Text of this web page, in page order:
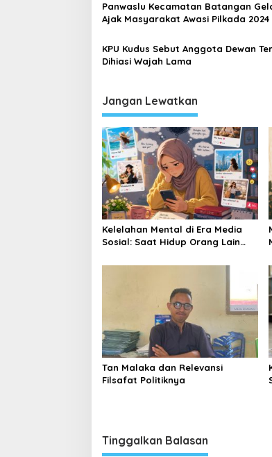
s
Panwaslu Kecamatan Batangan
Ajak Masyarakat Awasi Pilkada 2024
KPU Kudus Sebut Anggota Dewan
Dihiasi Wajah Lama
Jangan Lewatkan
Kelelahan Mental di Era Media
Sosial: Saat Hidup Orang Lain
Tan Malaka dan Relevansi
Filsafat Politiknya
Tinggalkan Balasan